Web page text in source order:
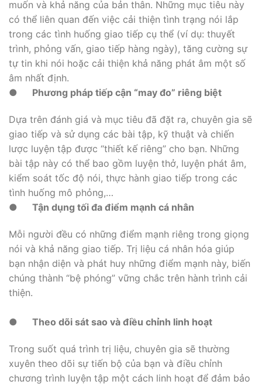
muốn và khả năng của bản thân. Những mục tiêu này
có thể liên quan đến việc cải thiện tình trạng nói lắp
trong các tình huống giao tiếp cụ thể (ví dụ: thuyết
trình, phỏng vấn, giao tiếp hàng ngày), tăng cường sự
tự tin khi nói hoặc cải thiện khả năng phát âm một số
âm nhất định.
● Phương pháp tiếp cận “may đo” riêng biệt
Dựa trên đánh giá và mục tiêu đã đặt ra, chuyên gia sẽ
giao tiếp và sử dụng các bài tập, kỹ thuật và chiến
lược luyện tập được “thiết kế riêng” cho bạn. Những
bài tập này có thể bao gồm luyện thở, luyện phát âm,
kiểm soát tốc độ nói, thực hành giao tiếp trong các
tình huống mô phỏng,…
● Tận dụng tối đa điểm mạnh cá nhân
Mỗi người đều có những điểm mạnh riêng trong giọng
nói và khả năng giao tiếp. Trị liệu cá nhân hóa giúp
bạn nhận diện và phát huy những điểm mạnh này, biến
chúng thành “bệ phóng” vững chắc trên hành trình cải
thiện.
● Theo dõi sát sao và điều chỉnh linh hoạt
Trong suốt quá trình trị liệu, chuyên gia sẽ thường
xuyên theo dõi sự tiến bộ của bạn và điều chỉnh
chương trình luyện tập một cách linh hoạt để đảm bảo